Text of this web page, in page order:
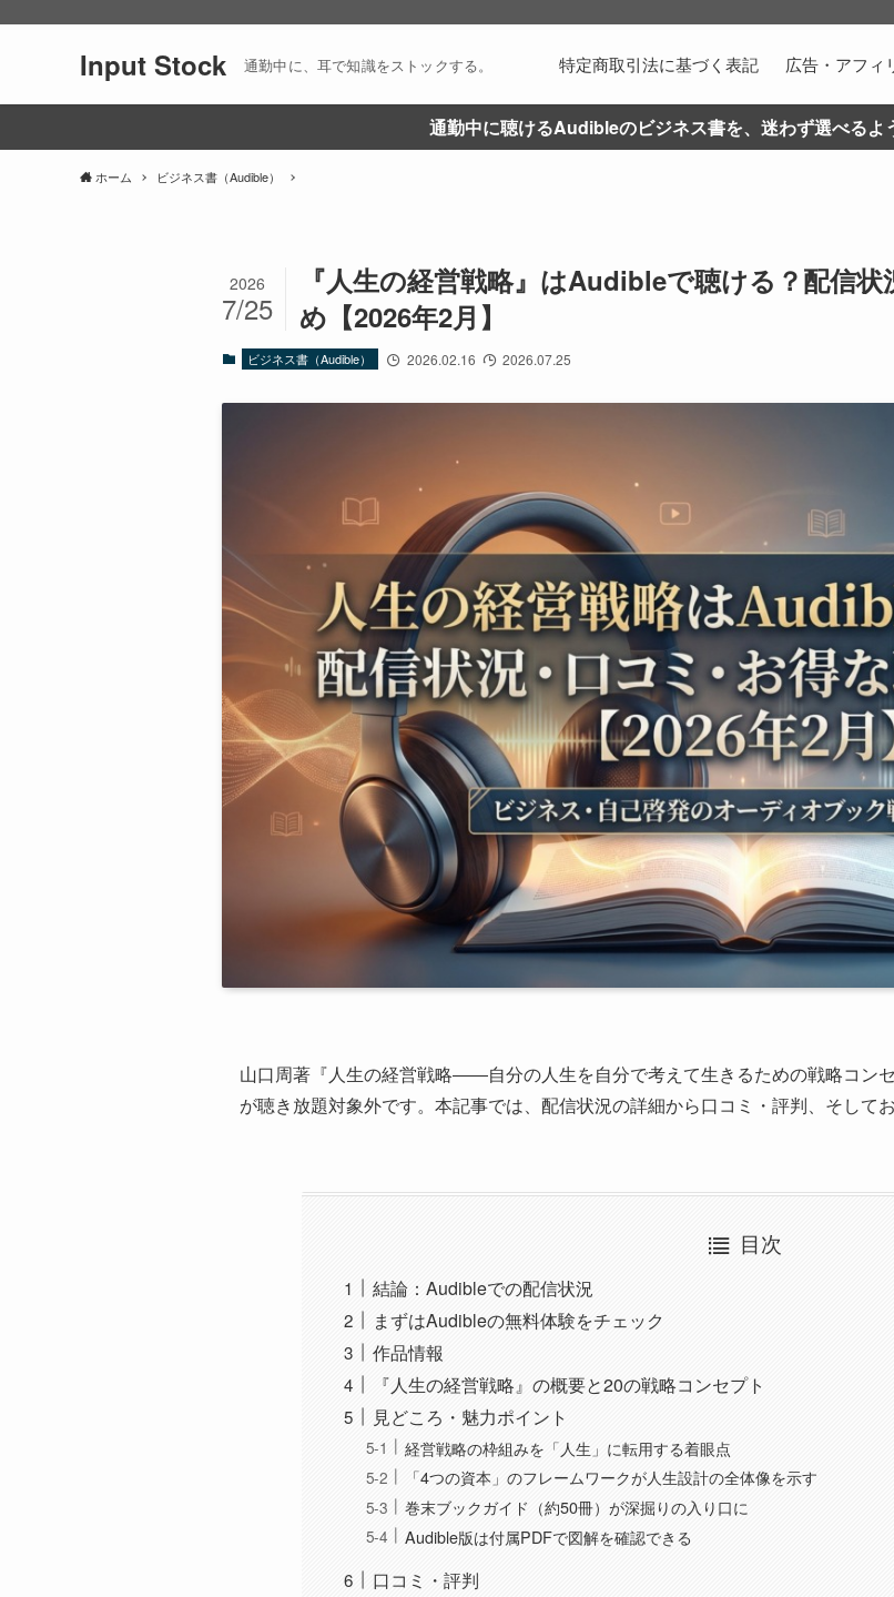
Input Stock 通勤中に、耳で知識をストックする。 特定商取引法に基づく表記 広告・アフィ
通勤中に聴けるAudibleのビジネス書を、迷わず選べるよ
ホーム ビジネス書（Audible）
『人生の経営戦略』はAudibleで聴ける？配信
め【2026年2月】
2026
7/25
ビジネス書（Audible） 2026.02.16 2026.07.25
山口周著『人生の経営戦略――自分の人生を自分で考えて生きるための戦略コン
が聴き放題対象外です。本記事では、配信状況の詳細から口コミ・評判、そして
目次
結論：Audibleでの配信状況
まずはAudibleの無料体験をチェック
作品情報
『人生の経営戦略』の概要と20の戦略コンセプト
見どころ・魅力ポイント
経営戦略の枠組みを「人生」に転用する着眼点
「4つの資本」のフレームワークが人生設計の全体像を示す
巻末ブックガイド（約50冊）が深掘りの入り口に
Audible版は付属PDFで図解を確認できる
口コミ・評判